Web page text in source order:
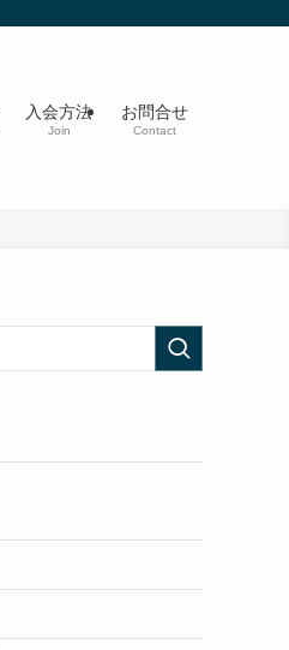
入会方法
Join
お問合せ
Contact